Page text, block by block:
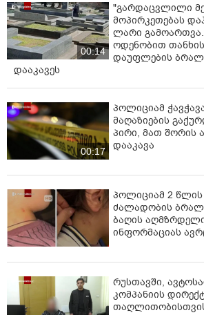
00:14
"გარდაცვლილი
მოპირკეთებას
ლარი
ოდენობით
დაუფლების
დააკავეს
00:17
პოლიციამ
მაღაზიების
პირი, მათ შორის
დააკავა
პოლიციამ 2 წლის
ძალადობის
ბაღის
ინფორმაციას
რუსთავში,
კომპანიის